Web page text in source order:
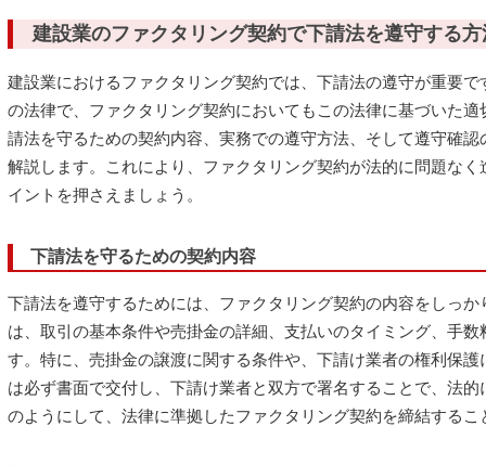
建設業のファクタリング契約で下請法を遵守する方
建設業におけるファクタリング契約では、下請法の遵守が重要
の法律で、ファクタリング契約においてもこの法律に基づいた
請法を守るための契約内容、実務での遵守方法、そして遵守確
解説します。これにより、ファクタリング契約が法的に問題な
イントを押さえましょう。
下請法を守るための契約内容
下請法を遵守するためには、ファクタリング契約の内容をしっ
は、取引の基本条件や売掛金の詳細、支払いのタイミング、手
す。特に、売掛金の譲渡に関する条件や、下請け業者の権利保
は必ず書面で交付し、下請け業者と双方で署名することで、法
のようにして、法律に準拠したファクタリング契約を締結するこ